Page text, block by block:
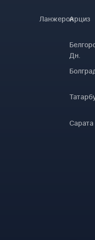
ЛанжеронАрциз
Дн.
Сарата